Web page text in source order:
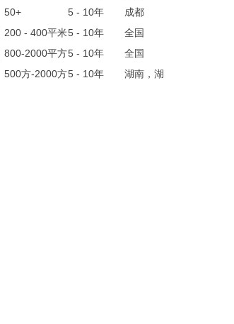
50+ 5 - 10年
成都
200 - 400平米5 - 10年
全国
800-2000平方5 - 10年
全国
500方-2000方5 - 10年
湖南，湖